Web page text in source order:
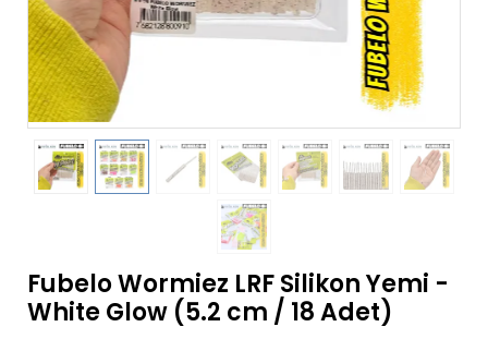
Fubelo Wormiez LRF Silikon Yemi -
White Glow (5.2 cm / 18 Adet)